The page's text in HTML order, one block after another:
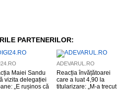
PARTENERILOR:
Maiei Sandu
vizita delegației
„E rușinos că
ADEVARUL.RO
Reacția învățătoarei
care a luat 4,90 la
titularizare: „M-a trecut